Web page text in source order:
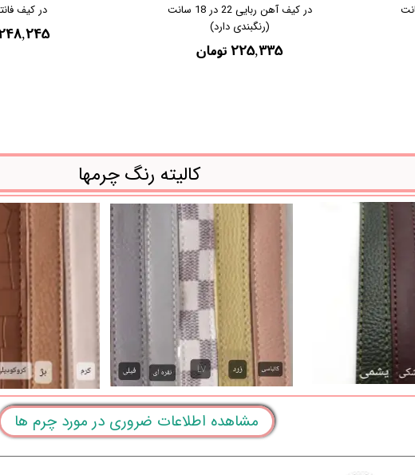
20 در 15 سانت
در کیف آهن ربایی 22 در 18 سانت
(رنگبندی دارد)
۲۲۵,۳۳۵ تومان
در کیف
۲۴۸,۲۴۵
کالیته رنگ چرمها
مشاهده اطلاعات ضروری در مورد چرم ها